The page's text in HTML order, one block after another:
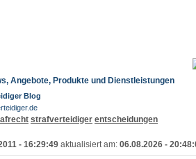
Angebote, Produkte und Dienstleistungen
Blog
strafverteidiger entscheidungen
- 16:29:49 aktualisiert am: 06.08.2026 -